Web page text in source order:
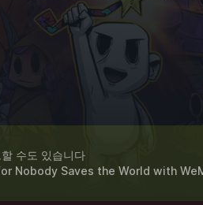
수도 있습니다
Nobody Saves the World with